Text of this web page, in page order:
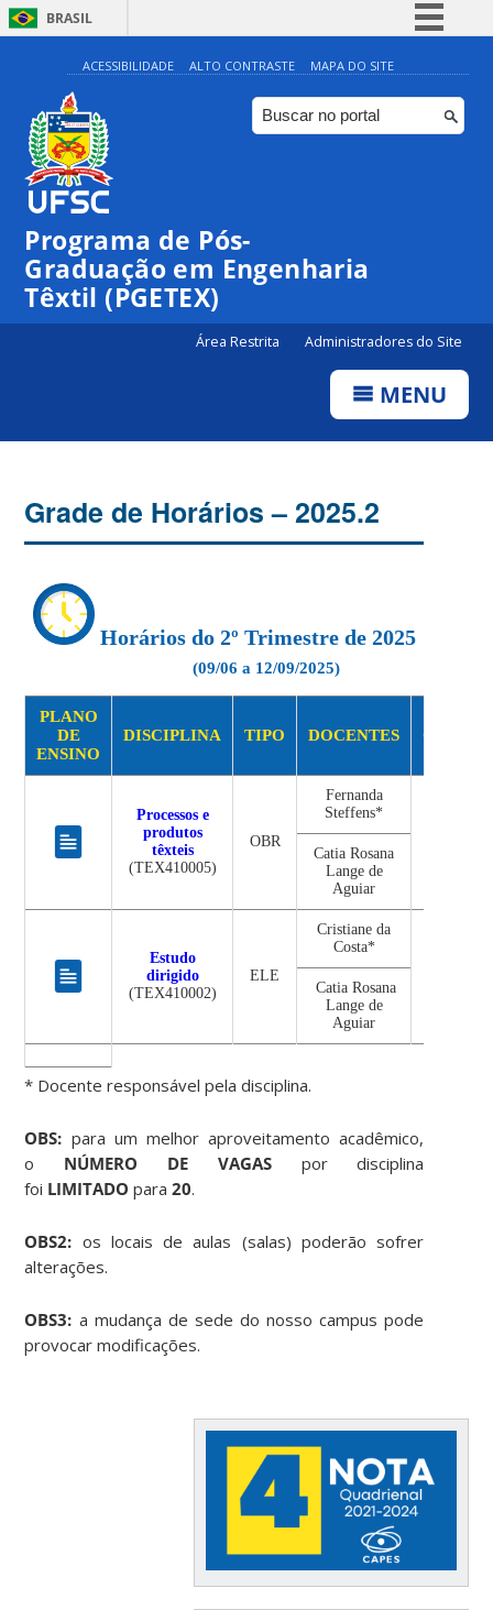
BRASIL
Simplifique!
Comunica BR
Participe
ACESSIBILIDADE ALTO CONTRASTE MAPA DO SITE
Programa de Pós-
Graduação em Engenharia
Têxtil (PGETEX)
Área Restrita Administradores do Site
MENU
Grade de Horários – 2025.2
Horários do 2º Trimestre de 2025
(09/06 a 12/09/2025)
PLANO
DE
ENSINO
DISCIPLINA TIPO DOCENTES CRÉD.
Processos e
produtos
têxteis
(TEX410005)
OBR
Fernanda
Steffens*
Catia Rosana
Lange de
Aguiar
Estudo
dirigido
(TEX410002)
ELE
Cristiane da
Costa*
Catia Rosana
Lange de
Aguiar
* Docente responsável pela disciplina.
OBS: para um melhor aproveitamento acadêmico,
o NÚMERO DE VAGASpor disciplina
foi LIMITADO para20.
OBS2: os locais de aulas (salas) poderão sofrer
alterações.
OBS3: a mudança de sede do nosso campus pode
provocar modificações.